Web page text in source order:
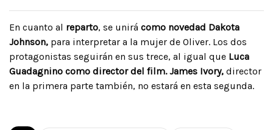
En cuanto al reparto, se unirá como novedad Dakota
Johnson, para interpretar a la mujer de Oliver. Los dos
protagonistas seguirán en sus trece, al igual que Luca
Guadagnino como director del film. James Ivory, director
en la primera parte también, no estará en esta segunda.